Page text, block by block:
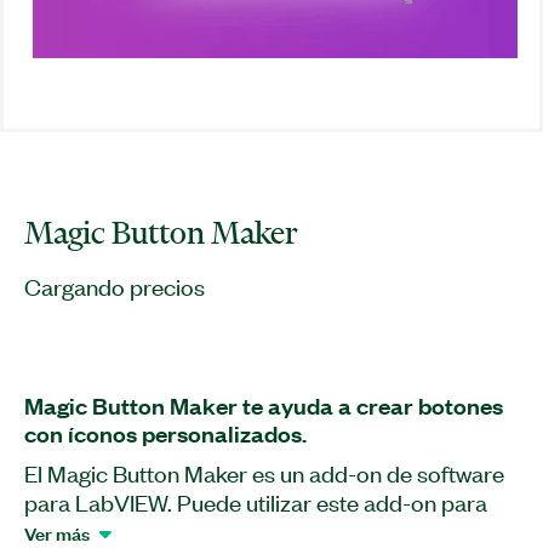
Magic Button Maker
Cargando precios
Magic Button Maker te ayuda a crear botones
con íconos personalizados.
El Magic Button Maker es un add-on de software
para LabVIEW. Puede utilizar este add-on para
crear varios tipos de botones para sus
Ver más